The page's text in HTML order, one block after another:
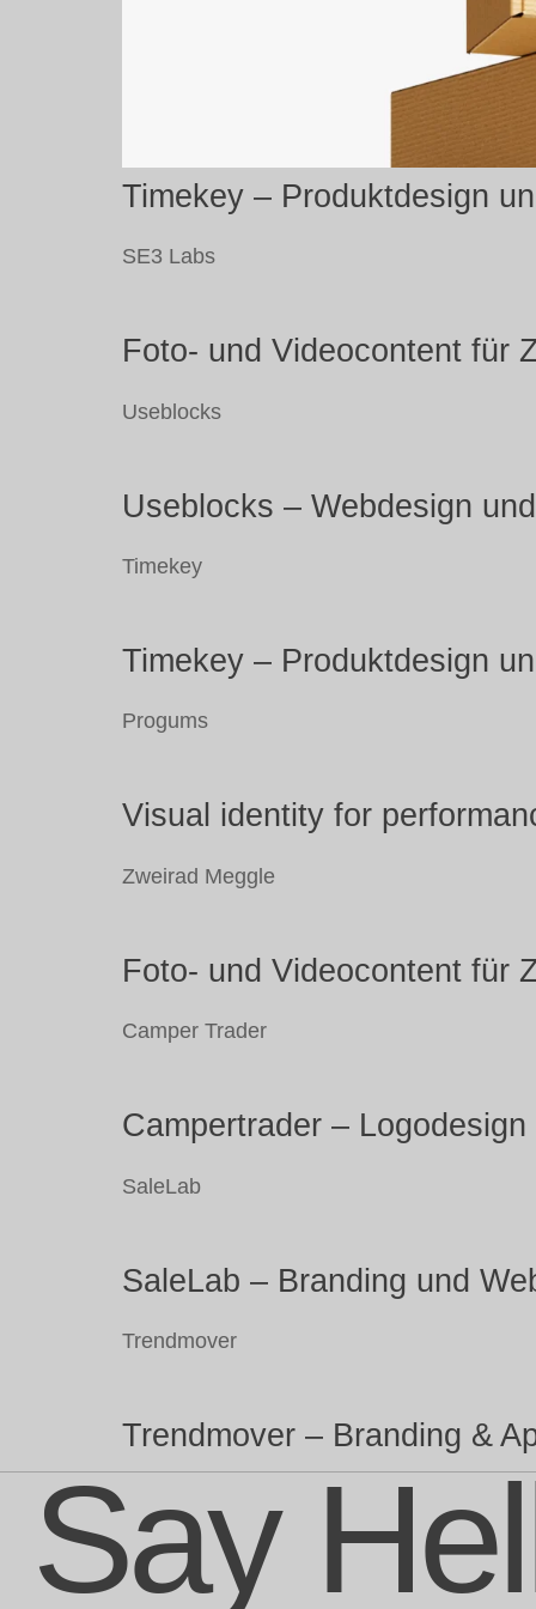
Timekey – Produktdesign
SE3 Labs
Foto- und Videocontent für
Useblocks
Useblocks – Webdesign
Timekey
Timekey – Produktdesign
Progums
Visual identity for
Zweirad Meggle
Foto- und Videocontent für
Camper Trader
Campertrader –
SaleLab
SaleLab – Branding und
Trendmover
Trendmover – Branding &
Say